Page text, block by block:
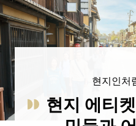
현지인처
현지 에티